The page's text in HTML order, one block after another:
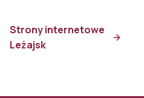
Strony internetowe
Leżajsk